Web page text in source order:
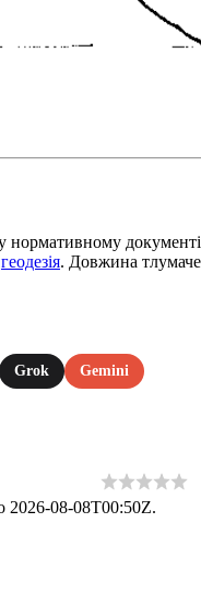
у нормативному
геодезія. Довжина
Grok Gemini
2026-08-08T00:50Z.